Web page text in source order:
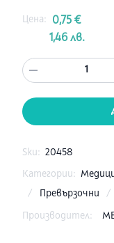
Цена:
0,75 €
1,46 лв.
1
Sku: 20458
Категории:
/
Превързочни /
Производител: